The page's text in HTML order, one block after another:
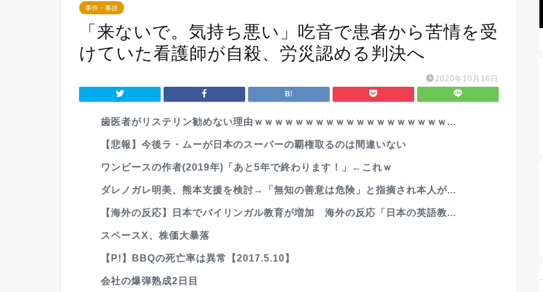
事件・事故
「来ないで。気持ち悪い」吃音で患者から苦情を受
けていた看護師が自殺、労災認める判決へ
2020年10月16日
歯医者がリステリン勧めない理由ｗｗｗｗｗｗｗｗｗｗｗｗｗｗｗｗｗｗｗ...
【悲報】今後ラ・ムーが日本のスーパーの覇権取るのは間違いない
ワンピースの作者(2019年)「あと5年で終わります！」←これｗ
ダレノガレ明美、熊本支援を検討→「無知の善意は危険」と指摘され本人が...
【海外の反応】日本でバイリンガル教育が増加 海外の反応「日本の英語教...
スペースX、株価大暴落
【P!】BBQの死亡率は異常【2017.5.10】
会社の爆弾熟成2日目